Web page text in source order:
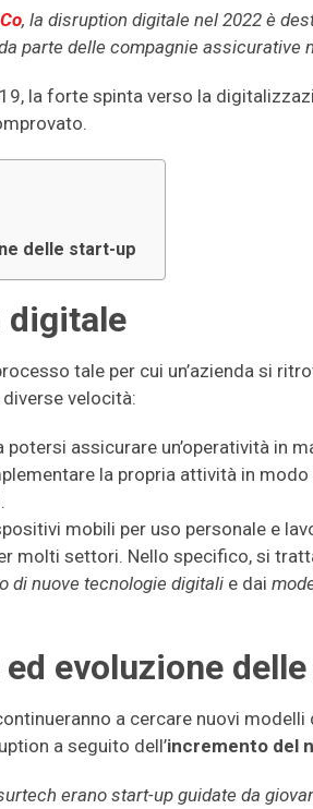
, la disruption digitale nel 2022 è
parte delle compagnie assicurative
la forte spinta verso la
delle start-up
digitale
tale per cui un’azienda si
velocità:
potersi assicurare un’operatività in
la propria attività in
mobili per uso personale e
molti settori. Nello specifico, si
di nuove tecnologie digitali e dai
evoluzione
a cercare nuovi
a seguito dell’incremento del
erano start-up guidate da